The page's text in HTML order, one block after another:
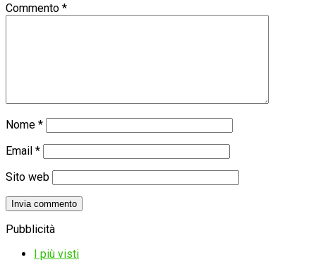
Commento *
Nome *
Email *
Sito web
Pubblicità
I più visti